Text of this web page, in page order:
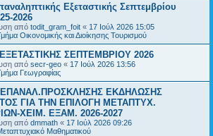
Εξεταστικής Σεπτεμβρίου
2026
από todit_gram_foit « 17 Ιούλ 2026 15:05
Οικονομικής και Διοίκησης Τουρισμού
ΣΕΠΤΕΜΒΡΙΟΥ 2026
από secr-geo « 17 Ιούλ 2026 13:56
Γεωγραφίας
ΕΚΔΗΛΩΣΗΣ
ΓΙΑ ΤΗΝ ΕΠΙΛΟΓΗ ΜΕΤΑΠΤΥΧ.
ΧΕΙΜ. ΕΞΑΜ. 2026-2027
από dmmath « 17 Ιούλ 2026 09:26
Μαθηματικού